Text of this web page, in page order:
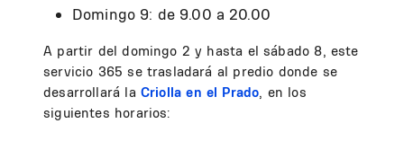
Domingo 9: de 9.00 a 20.00
A partir del domingo 2 y hasta el sábado 8, este
servicio 365 se trasladará al predio donde se
desarrollará la Criolla en el Prado, en los
siguientes horarios: